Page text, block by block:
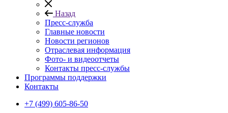
Назад
Пресс-служба
Главные новости
Новости регионов
Отраслевая информация
Фото- и видеоотчеты
Контакты пресс-службы
Программы поддержки
Контакты
+7 (499) 605-86-50